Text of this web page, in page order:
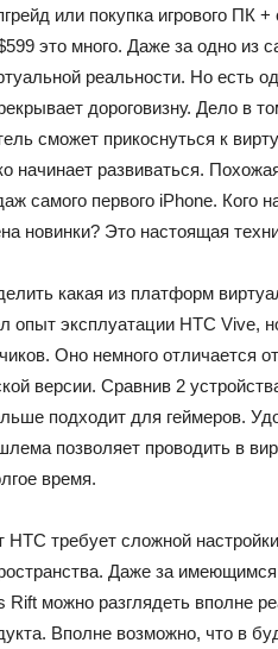
или покупка игрового ПК +
это много. Даже за одно из
реальности. Но есть
дороговизну. Дело в
сможет прикоснуться к
начинает развиваться.
самого первого iPhone. Кого
новинки? Это настоящая
какая из платформ
опыт эксплуатации HTC Vive,
Оно немного отличается
версии. Сравнив 2
подходит для геймеров.
позволяет проводить в
время.
HTC требует сложной
Даже за
Rift можно разглядеть вполне
Вполне возможно, что в